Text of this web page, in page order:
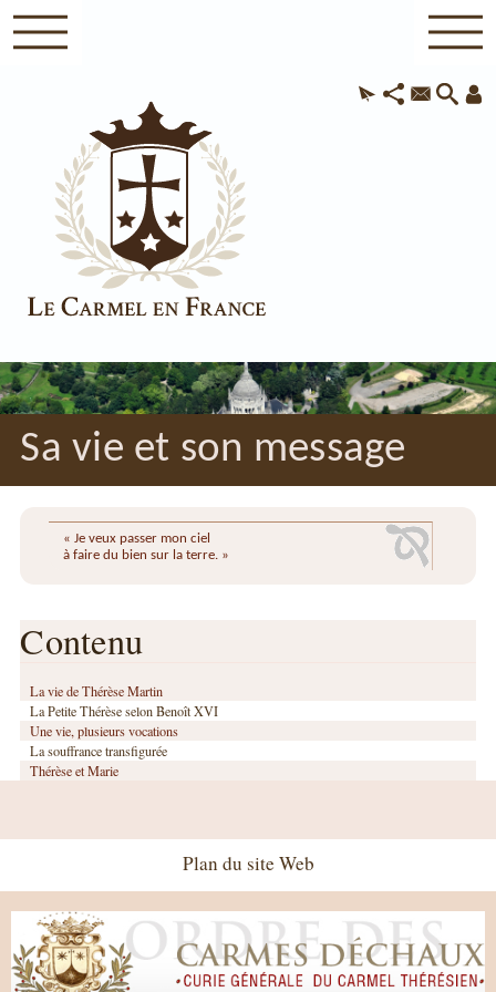
Sa vie et son message
« Je veux passer mon ciel
à faire du bien sur la terre. »
Contenu
La vie de Thérèse Martin
La Petite Thérèse selon Benoît XVI
Une vie, plusieurs vocations
La souffrance transfigurée
Thérèse et Marie
Plan du site Web